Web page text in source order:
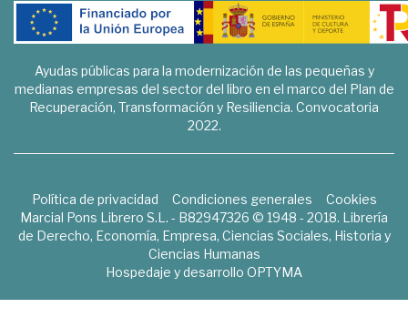
Ayudas públicas para la modernización de las pequeñas y
medianas empresas del sector del libro en el marco del Plan de
Recuperación, Transformación y Resiliencia. Convocatoria
2022.
Política de privacidad Condiciones generales
Cookies
Marcial Pons Librero S.L. - B82947326 © 1948 - 2018. Librería
de Derecho, Economía, Empresa, Ciencias Sociales, Historia y
Ciencias Humanas
Hospedaje y desarrollo OPTYMA